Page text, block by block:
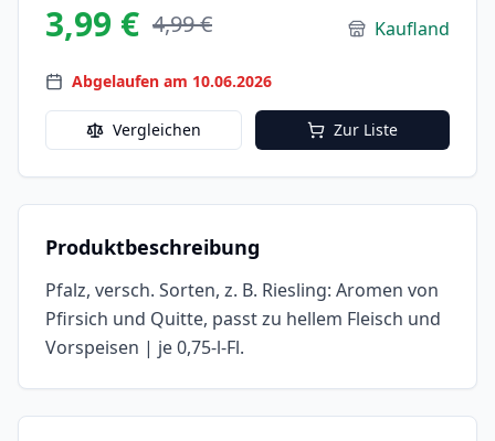
3,99 € 4,99 € Kaufland
Abgelaufen am 10.06.2026
Vergleichen Zur Liste
Produktbeschreibung
Pfalz, versch. Sorten, z. B. Riesling: Aromen von
Pfirsich und Quitte, passt zu hellem Fleisch und
Vorspeisen | je 0,75-l-Fl.